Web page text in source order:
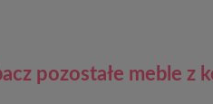
pozostałe meble z